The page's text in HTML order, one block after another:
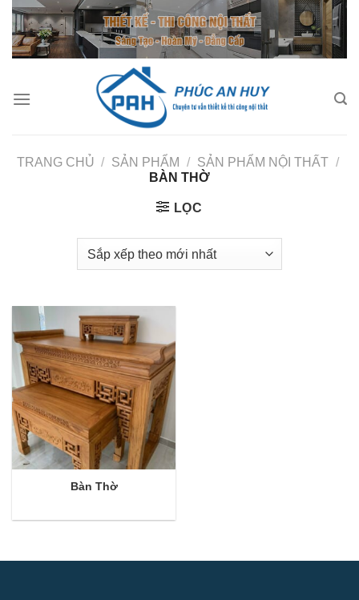
Bỏ
qua
nội
TRANG CHỦ / SẢN PHẨM / SẢN PHẨM NỘI THẤT /
BÀN THỜ
LỌC
Bàn Thờ